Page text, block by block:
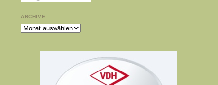
ARCHIVE
Archive